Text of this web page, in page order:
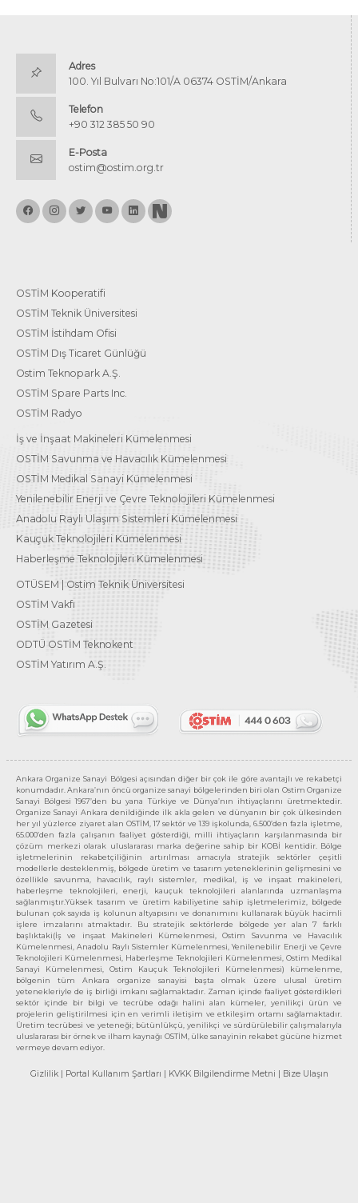
Adres
100. Yıl Bulvarı No:101/A 06374 OSTİM/Ankara
Telefon
+90 312 385 50 90
E-Posta
ostim@ostim.org.tr
OSTİM Kooperatifi
OSTİM Teknik Üniversitesi
OSTİM İstihdam Ofisi
OSTİM Dış Ticaret Günlüğü
Ostim Teknopark A.Ş.
OSTİM Spare Parts Inc.
OSTİM Radyo
İş ve İnşaat Makineleri Kümelenmesi
OSTİM Savunma ve Havacılık Kümelenmesi
OSTİM Medikal Sanayi Kümelenmesi
Yenilenebilir Enerji ve Çevre Teknolojileri Kümelenmesi
Anadolu Raylı Ulaşım Sistemleri Kümelenmesi
Kauçuk Teknolojileri Kümelenmesi
Haberleşme Teknolojileri Kümelenmesi
OTÜSEM | Ostim Teknik Üniversitesi
OSTİM Vakfı
OSTİM Gazetesi
ODTÜ OSTİM Teknokent
OSTİM Yatırım A.Ş.
Ankara Organize Sanayi Bölgesi açısından diğer bir çok ile göre avantajlı ve rekabetçi
konumdadır. Ankara’nın öncü organize sanayi bölgelerinden biri olan Ostim Organize
Sanayi Bölgesi 1967’den bu yana Türkiye ve Dünya’nın ihtiyaçlarını üretmektedir.
Organize Sanayi Ankara denildiğinde ilk akla gelen ve dünyanın bir çok ülkesinden
her yıl yüzlerce ziyaret alan OSTİM, 17 sektör ve 139 işkolunda, 6.500’den fazla işletme,
65.000’den fazla çalışanın faaliyet gösterdiği, milli ihtiyaçların karşılanmasında bir
çözüm merkezi olarak uluslararası marka değerine sahip bir KOBİ kentidir. Bölge
işletmelerinin rekabetçiliğinin artırılması amacıyla stratejik sektörler çeşitli
modellerle desteklenmiş, bölgede üretim ve tasarım yeteneklerinin gelişmesini ve
özellikle savunma, havacılık, raylı sistemler, medikal, iş ve inşaat makineleri,
haberleşme teknolojileri, enerji, kauçuk teknolojileri alanlarında uzmanlaşma
sağlanmıştır.Yüksek tasarım ve üretim kabiliyetine sahip işletmelerimiz, bölgede
bulunan çok sayıda iş kolunun altyapısını ve donanımını kullanarak büyük hacimli
işlere imzalarını atmaktadır. Bu stratejik sektörlerde bölgede yer alan 7 farklı
başlıktaki(İş ve inşaat Makineleri Kümelenmesi, Ostim Savunma ve Havacılık
Kümelenmesi, Anadolu Raylı Sistemler Kümelenmesi, Yenilenebilir Enerji ve Çevre
Teknolojileri Kümelenmesi, Haberleşme Teknolojileri Kümelenmesi, Ostim Medikal
Sanayi Kümelenmesi, Ostim Kauçuk Teknolojileri Kümelenmesi) kümelenme,
bölgenin tüm Ankara organize sanayisi başta olmak üzere ulusal üretim
yetenekleriyle de iş birliği imkanı sağlamaktadır. Zaman içinde faaliyet gösterdikleri
sektör içinde bir bilgi ve tecrübe odağı halini alan kümeler, yenilikçi ürün ve
projelerin geliştirilmesi için en verimli iletişim ve etkileşim ortamı sağlamaktadır.
Üretim tecrübesi ve yeteneği; bütünlükçü, yenilikçi ve sürdürülebilir çalışmalarıyla
uluslararası bir örnek ve ilham kaynağı OSTİM, ülke sanayinin rekabet gücüne hizmet
vermeye devam ediyor.
Gizlilik | Portal Kullanım Şartları | KVKK Bilgilendirme Metni | Bize Ulaşın